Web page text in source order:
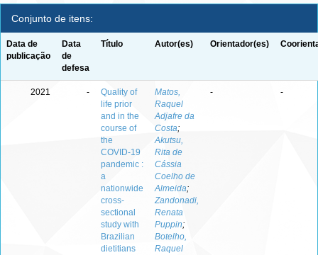
Conjunto de itens:
Data de
publicação
Data
de
defesa
Título Autor(es) Orientador(es)
2021 -
Quality of
life prior
and in the
course of
the
COVID-19
pandemic :
a
nationwide
cross-
sectional
study with
Brazilian
dietitians
Matos,
Raquel
Adjafre da
Costa;
Akutsu,
Rita de
Cássia
Coelho de
Almeida;
Zandonadi,
Renata
Puppin;
Botelho,
Raquel
- -